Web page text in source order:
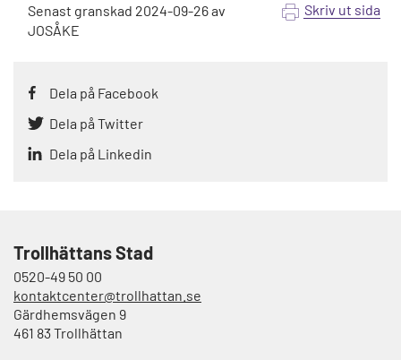
Senast granskad 2024-09-26av
JOSÅKE
Skriv ut sida
Dela på Facebook
Dela på Twitter
Dela på Linkedin
Trollhättans Stad
0520-49 50 00
kontaktcenter@trollhattan.se
Gärdhemsvägen 9
461 83 Trollhättan